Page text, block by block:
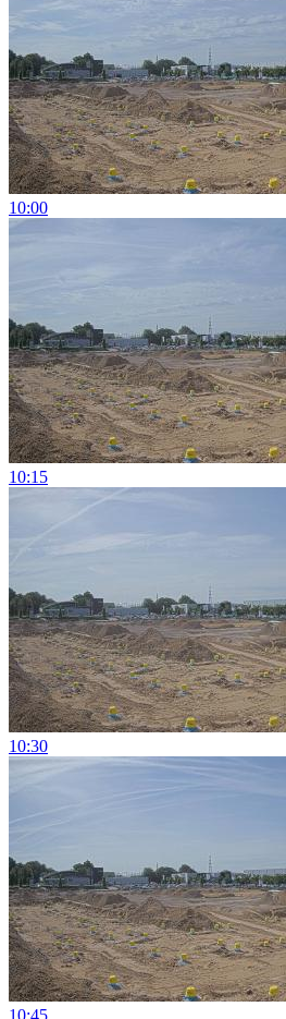
10:00
10:15
10:30
10:45